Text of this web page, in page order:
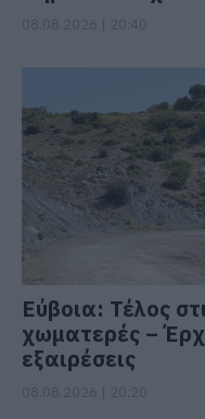
Εύβοια: Τέλος
χωματερές –
εξαιρέσεις